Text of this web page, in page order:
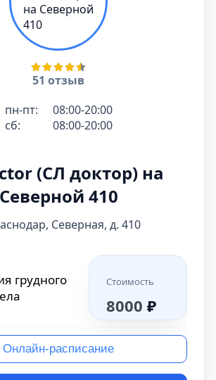
51 отзыв
пн-пт:
08:00-20:00
сб:
08:00-20:00
(СЛ доктор) на
Северной 410
Северная, д. 410
грудного
Стоимость
8000 ₽
Онлайн-расписание